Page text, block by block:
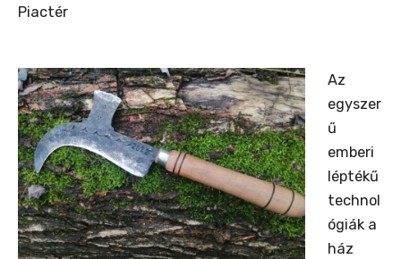
Piactér
Az
egyszer
ű
emberi
léptékű
technol
ógiák a
ház